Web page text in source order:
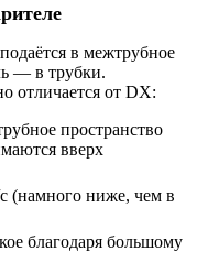
в межтрубное
— в трубки.
отличается от DX:
пространство
вверх
(намного ниже, чем в
благодаря большому